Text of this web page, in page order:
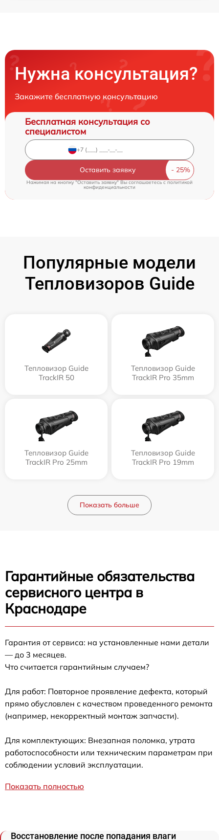
Нужна консультация?
Закажите бесплатную консультацию
Бесплатная консультация со
специалистом
Оставить заявку
Нажимая на кнопку "Оставить заявку" Вы соглашаетесь cполитикой
конфиденциальности
Популярные модели
Тепловизоров Guide
Тепловизор Guide
TrackIR 50
Тепловизор Guide
TrackIR Pro 35mm
Тепловизор Guide
TrackIR Pro 25mm
Тепловизор Guide
TrackIR Pro 19mm
Показать больше
Гарантийные обязательства
сервисного центра в
Краснодаре
Гарантия от сервиса: на установленные нами детали
— до 3 месяцев.
Что считается гарантийным случаем?
Для работ: Повторное проявление дефекта, который
прямо обусловлен с качеством проведенного ремонта
(например, некорректный монтаж запчасти).
Для комплектующих: Внезапная поломка, утрата
работоспособности или техническим параметрам при
соблюдении условий эксплуатации.
Показать полностью
Восстановление после попадания влаги